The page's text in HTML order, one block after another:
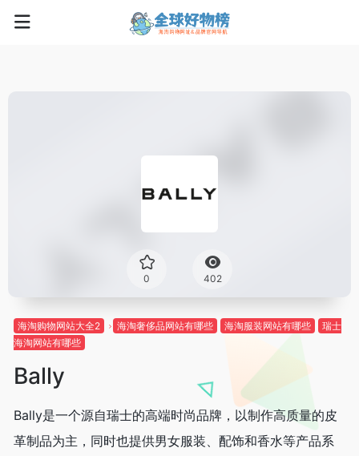
0 402
海淘购物网站大全2 海淘奢侈品网站有哪些 海淘服装网站有哪些
瑞士
海淘网站有哪些
Bally
Bally是一个源自瑞士的高端时尚品牌，以制作高质量的皮
革制品为主，同时也提供男女服装、配饰和香水等产品系